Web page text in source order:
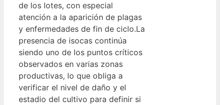
de los lotes, con especial
atención a la aparición de plagas
y enfermedades de fin de ciclo.La
presencia de isocas continúa
siendo uno de los puntos críticos
observados en varias zonas
productivas, lo que obliga a
verificar el nivel de daño y el
estadio del cultivo para definir si